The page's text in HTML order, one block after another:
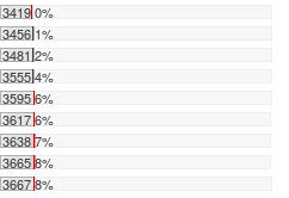
3419 0%
3456 1%
3481 2%
3555 4%
3595 6%
3617 6%
3638 7%
3665 8%
3667 8%